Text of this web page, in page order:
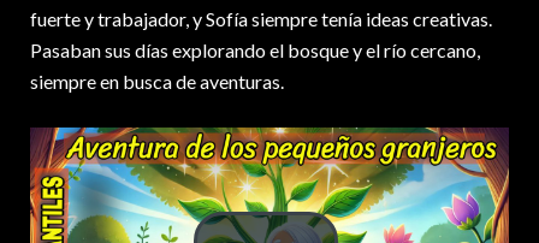
fuerte y trabajador, y Sofía siempre tenía ideas creativas.
Pasaban sus días explorando el bosque y el río cercano,
siempre en busca de aventuras.